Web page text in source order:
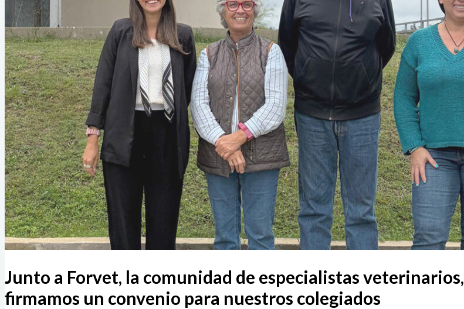
Junto a Forvet, la comunidad de especialistas veterinarios,
firmamos un convenio para nuestros colegiados